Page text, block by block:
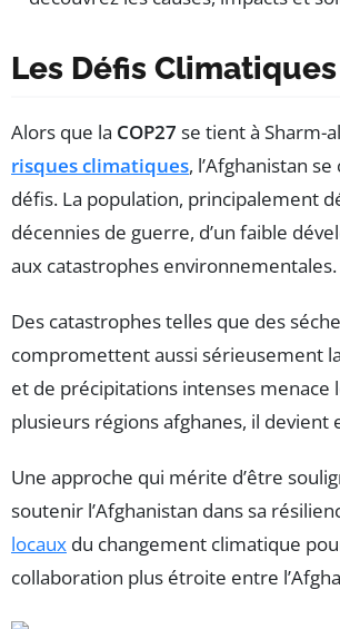
Les Défis
Alors que la COP27 se tient à Sharm-
risques climatiques, l’Afghanistan
défis. La population, principalement
décennies de guerre, d’un faible
aux catastrophes environnementales.
Des catastrophes telles que des
compromettent aussi sérieusement la
et de précipitations intenses menace
plusieurs régions afghanes, il devient
Une approche qui mérite d’être
soutenir l’Afghanistan dans sa
locaux du changement climatique
collaboration plus étroite entre